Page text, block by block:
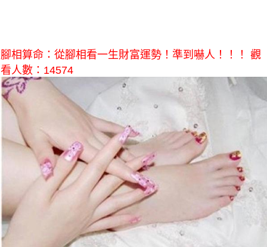
腳相算命：從腳相看一生財富運勢！準到嚇人！！！ 觀
看人數：14574